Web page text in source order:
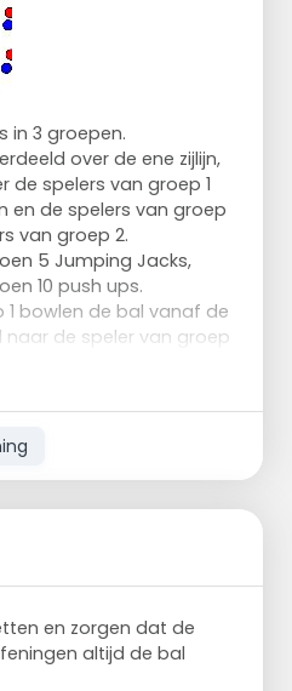
in 3 groepen.
over de ene zijlijn,
de spelers van groep 1
en de spelers van groep
van groep 2.
5 Jumping Jacks,
10 push ups.
1 bowlen de bal vanaf de
naar de speler van groep
van groep 2 nog 1
doen.
van groep 2
het midden van het veld
de bal naar de speler
groep 1, ontvangen de
3 passen en
door naar de overkant,
zijlijn.
van de bal sprinten
en zorgen dat de
altijd de bal